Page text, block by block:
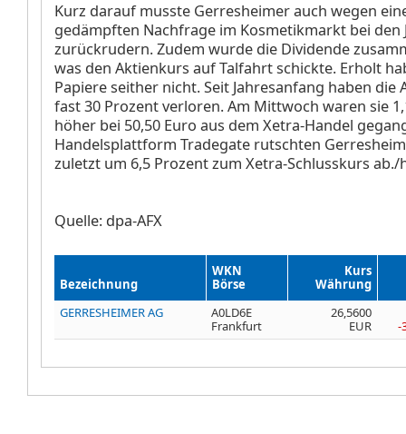
Kurz darauf musste Gerresheimer auch wegen
gedämpften Nachfrage im Kosmetikmarkt bei den
zurückrudern. Zudem wurde die Dividende
was den Aktienkurs auf Talfahrt schickte. Erholt
Papiere seither nicht. Seit Jahresanfang haben die
fast 30 Prozent verloren. Am Mittwoch waren sie
höher bei 50,50 Euro aus dem Xetra-Handel
Handelsplattform Tradegate rutschten
zuletzt um 6,5 Prozent zum Xetra-Schlusskurs ab./
Quelle: dpa-AFX
Bezeichnung
WKN
Börse
Kurs
Währung
GERRESHEIMER AG
A0LD6E
Frankfurt
26,5600
EUR
-